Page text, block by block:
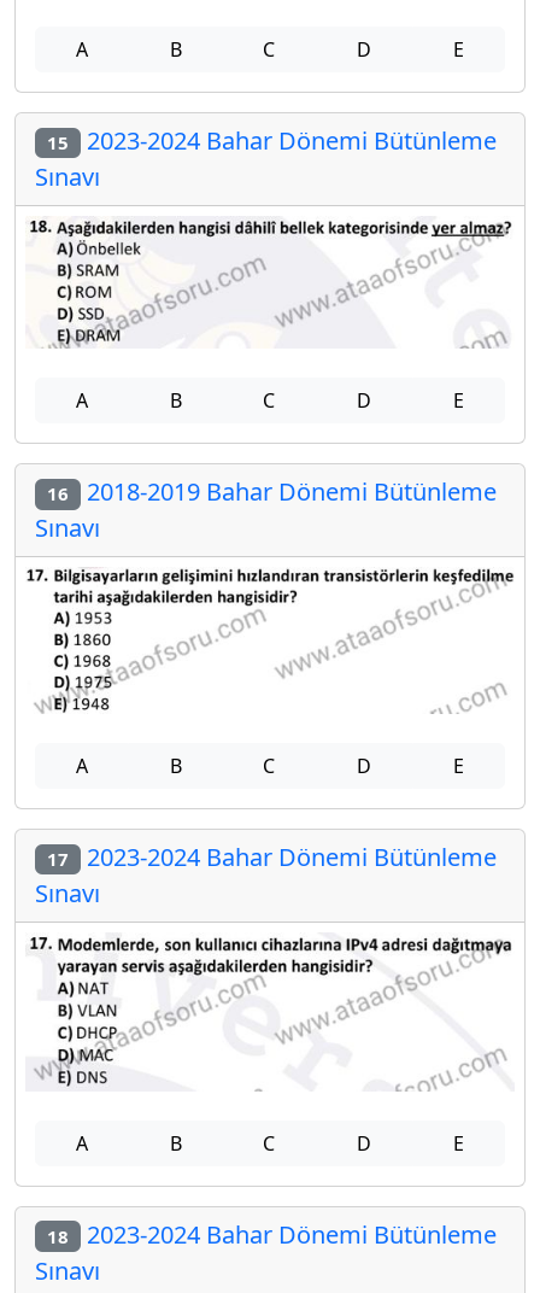
A B C D E
15 2023-2024 Bahar Dönemi Bütünleme
Sınavı
A B C D E
16 2018-2019 Bahar Dönemi Bütünleme
Sınavı
A B C D E
17 2023-2024 Bahar Dönemi Bütünleme
Sınavı
A B C D E
18 2023-2024 Bahar Dönemi Bütünleme
Sınavı